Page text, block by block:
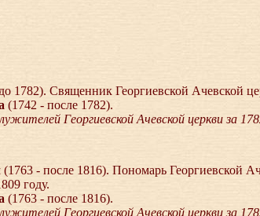
1782). Cвященник Георгиевской Ачевской
(1742 - после 1782).
Георгиевской Ачевской церкви за
(1763 - после 1816). Пономарь Георгиевской
году.
(1763 - после 1816).
Георгиевской Ачевской церкви за